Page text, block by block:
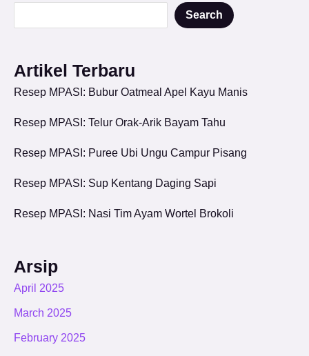
Search
Artikel Terbaru
Resep MPASI: Bubur Oatmeal Apel Kayu Manis
Resep MPASI: Telur Orak-Arik Bayam Tahu
Resep MPASI: Puree Ubi Ungu Campur Pisang
Resep MPASI: Sup Kentang Daging Sapi
Resep MPASI: Nasi Tim Ayam Wortel Brokoli
Arsip
April 2025
March 2025
February 2025